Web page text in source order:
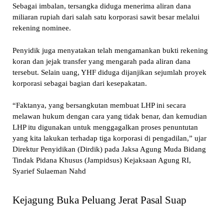
Sebagai imbalan, tersangka diduga menerima aliran dana
miliaran rupiah dari salah satu korporasi sawit besar melalui
rekening nominee.
Penyidik juga menyatakan telah mengamankan bukti rekening
koran dan jejak transfer yang mengarah pada aliran dana
tersebut. Selain uang, YHF diduga dijanjikan sejumlah proyek
korporasi sebagai bagian dari kesepakatan.
“Faktanya, yang bersangkutan membuat LHP ini secara
melawan hukum dengan cara yang tidak benar, dan kemudian
LHP itu digunakan untuk menggagalkan proses penuntutan
yang kita lakukan terhadap tiga korporasi di pengadilan,” ujar
Direktur Penyidikan (Dirdik) pada Jaksa Agung Muda Bidang
Tindak Pidana Khusus (Jampidsus) Kejaksaan Agung RI,
Syarief Sulaeman Nahd
Kejagung Buka Peluang Jerat Pasal Suap